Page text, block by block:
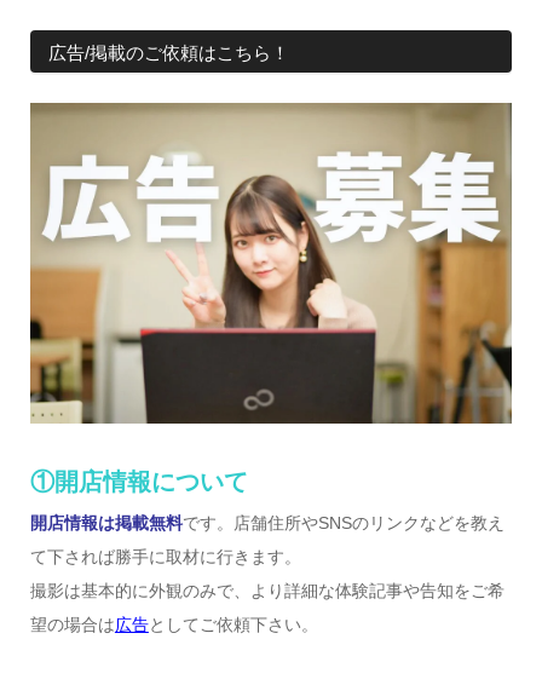
広告/掲載のご依頼はこちら！
①開店情報について
開店情報は掲載無料です。店舗住所やSNSのリンクなどを教え
て下されば勝手に取材に行きます。
撮影は基本的に外観のみで、より詳細な体験記事や告知をご希
望の場合は広告としてご依頼下さい。